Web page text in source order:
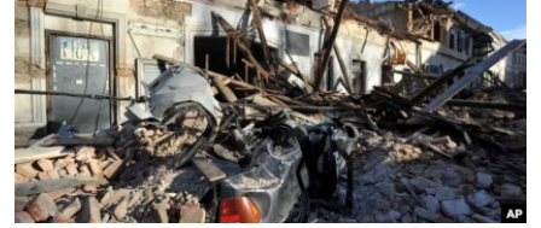
SHKENCË DHE TEKNOLOGJI
SHËNDETËSI
INTERVISTA
DITARI
Gjuhët